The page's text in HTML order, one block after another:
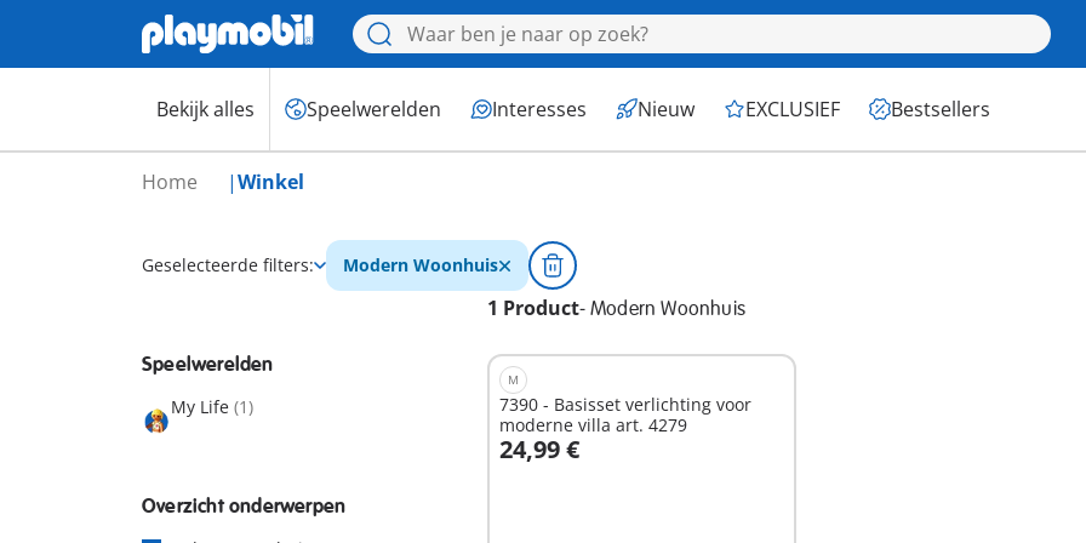
Bekijk alles Speelwerelden Interesses Nieuw EXCLUSIEF Bestsellers
Home Winkel
Geselecteerde filters: Modern Woonhuis
1 Product- Modern Woonhuis
Speelwerelden
My Life (1)
Overzicht onderwerpen
M
7390 - Basisset verlichting voor
moderne villa art. 4279
24,99 €
In winkelwagen